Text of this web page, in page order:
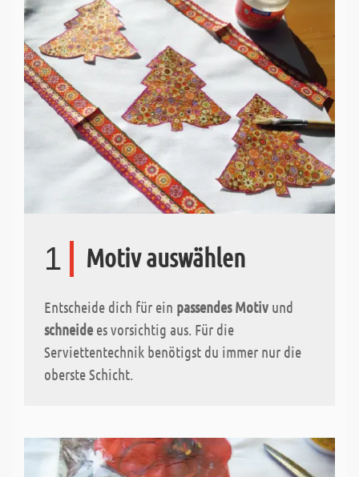
1 Motiv auswählen
Entscheide dich für ein passendes Motiv und
schneide es vorsichtig aus. Für die
Serviettentechnik benötigst du immer nur die
oberste Schicht.